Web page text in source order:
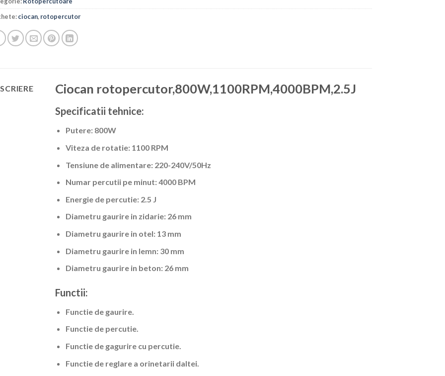
ciocan, rotopercutor
Ciocan rotopercutor,800W,1100RPM,4000BPM,2.5J
Specificatii tehnice:
Putere: 800W
Viteza de rotatie: 1100 RPM
Tensiune de alimentare: 220-240V/50Hz
Numar percutii pe minut: 4000 BPM
Energie de percutie: 2.5 J
Diametru gaurire in zidarie: 26 mm
Diametru gaurire in otel: 13 mm
Diametru gaurire in lemn: 30 mm
Diametru gaurire in beton: 26 mm
Functii:
Functie de gaurire.
Functie de percutie.
Functie de gagurire cu percutie.
Functie de reglare a orinetarii daltei.